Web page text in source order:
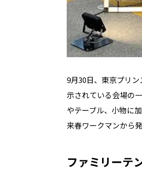
9月30日、東京プリ
示されている会場の
やテーブル、小物に
来春ワークマンから
ファミリーテ